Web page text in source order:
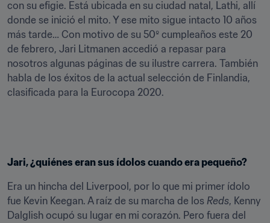
con su efigie. Está ubicada en su ciudad natal, Lathi, allí
donde se inició el mito. Y ese mito sigue intacto 10 años
más tarde… Con motivo de su 50º cumpleaños este 20
de febrero, Jari Litmanen accedió a repasar para
nosotros algunas páginas de su ilustre carrera. También
habla de los éxitos de la actual selección de Finlandia,
clasificada para la Eurocopa 2020.
Jari, ¿quiénes eran sus ídolos cuando era pequeño?
Era un hincha del Liverpool, por lo que mi primer ídolo
fue Kevin Keegan. A raíz de su marcha de los Reds, Kenny
Dalglish ocupó su lugar en mi corazón. Pero fuera del